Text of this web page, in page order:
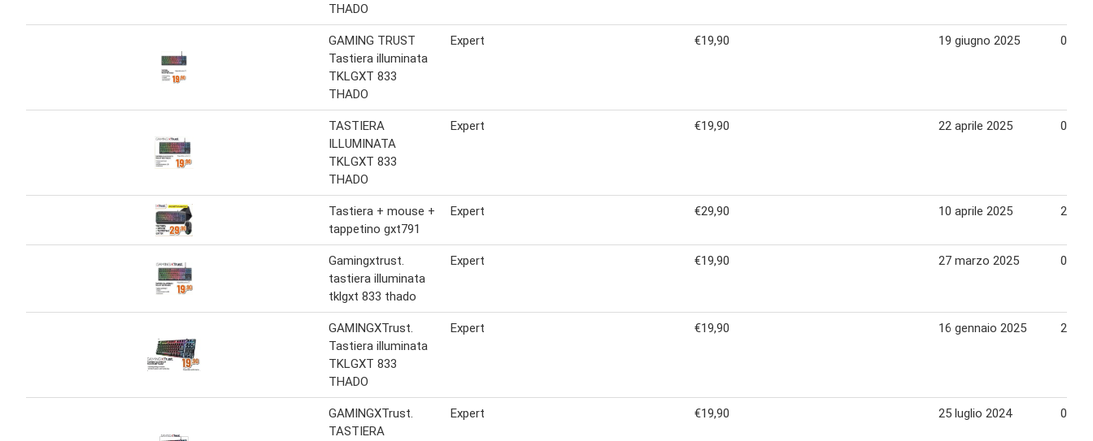
THADO
GAMING TRUST
Tastiera illuminata
TKLGXT 833
THADO
Expert €19,90 19 giugno 2025 02
TASTIERA
ILLUMINATA
TKLGXT 833
THADO
Expert €19,90 22 aprile 2025 07
Tastiera + mouse +
tappetino gxt791
Expert €29,90 10 aprile 2025 21
Gamingxtrust.
tastiera illuminata
tklgxt 833 thado
Expert €19,90 27 marzo 2025 09
GAMINGXTrust.
Tastiera illuminata
TKLGXT 833
THADO
Expert €19,90 16 gennaio 2025 29
GAMINGXTrust.
TASTIERA
Expert €19,90 25 luglio 2024 07